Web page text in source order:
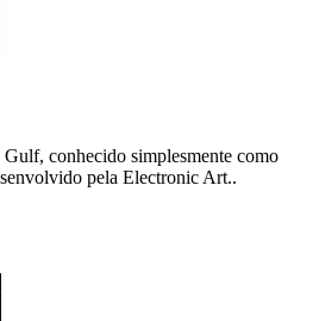
conhecido simplesmente como
pela Electronic Art..